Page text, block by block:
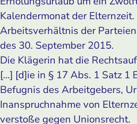
Kalendermonat der Elternzeit.
Arbeitsverhältnis der
des 30. September 2015.
Die Klägerin hat die
[…] [d]ie in § 17 Abs. 1 Satz 1
Befugnis des Arbeitgebers,
Inanspruchnahme von
verstoße gegen Unionsrecht.